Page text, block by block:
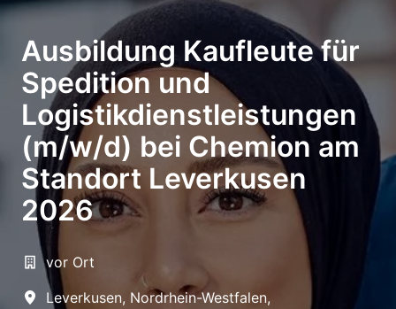
Ausbildung Kaufleute für
Spedition und
Logistikdienstleistungen
(m/w/d) bei Chemion am
Standort Leverkusen
2026
vor Ort
Leverkusen, Nordrhein-Westfalen,